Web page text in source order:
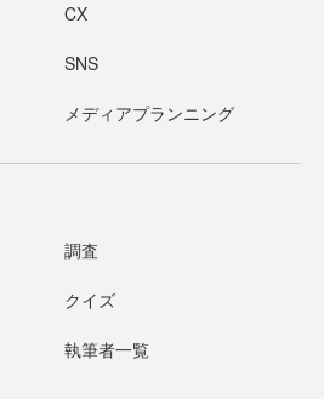
CX
SNS
メディアプランニング
調査
クイズ
執筆者一覧